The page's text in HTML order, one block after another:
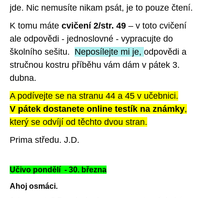
jde. Nic nemusíte nikam psát, je to pouze čtení.
K tomu máte cvičení 2/str. 49 – v toto cvičení
ale odpovědi - jednoslovné - vypracujte do
školního sešitu. Neposílejte mi je, odpovědi a
stručnou kostru příběhu vám dám v pátek 3.
dubna.
A podívejte se na stranu 44 a 45 v učebnici.
V pátek dostanete online testík na známky,
který se odvíjí od těchto dvou stran.
Prima středu. J.D.
Učivo pondělí - 30. března
Ahoj osmáci.